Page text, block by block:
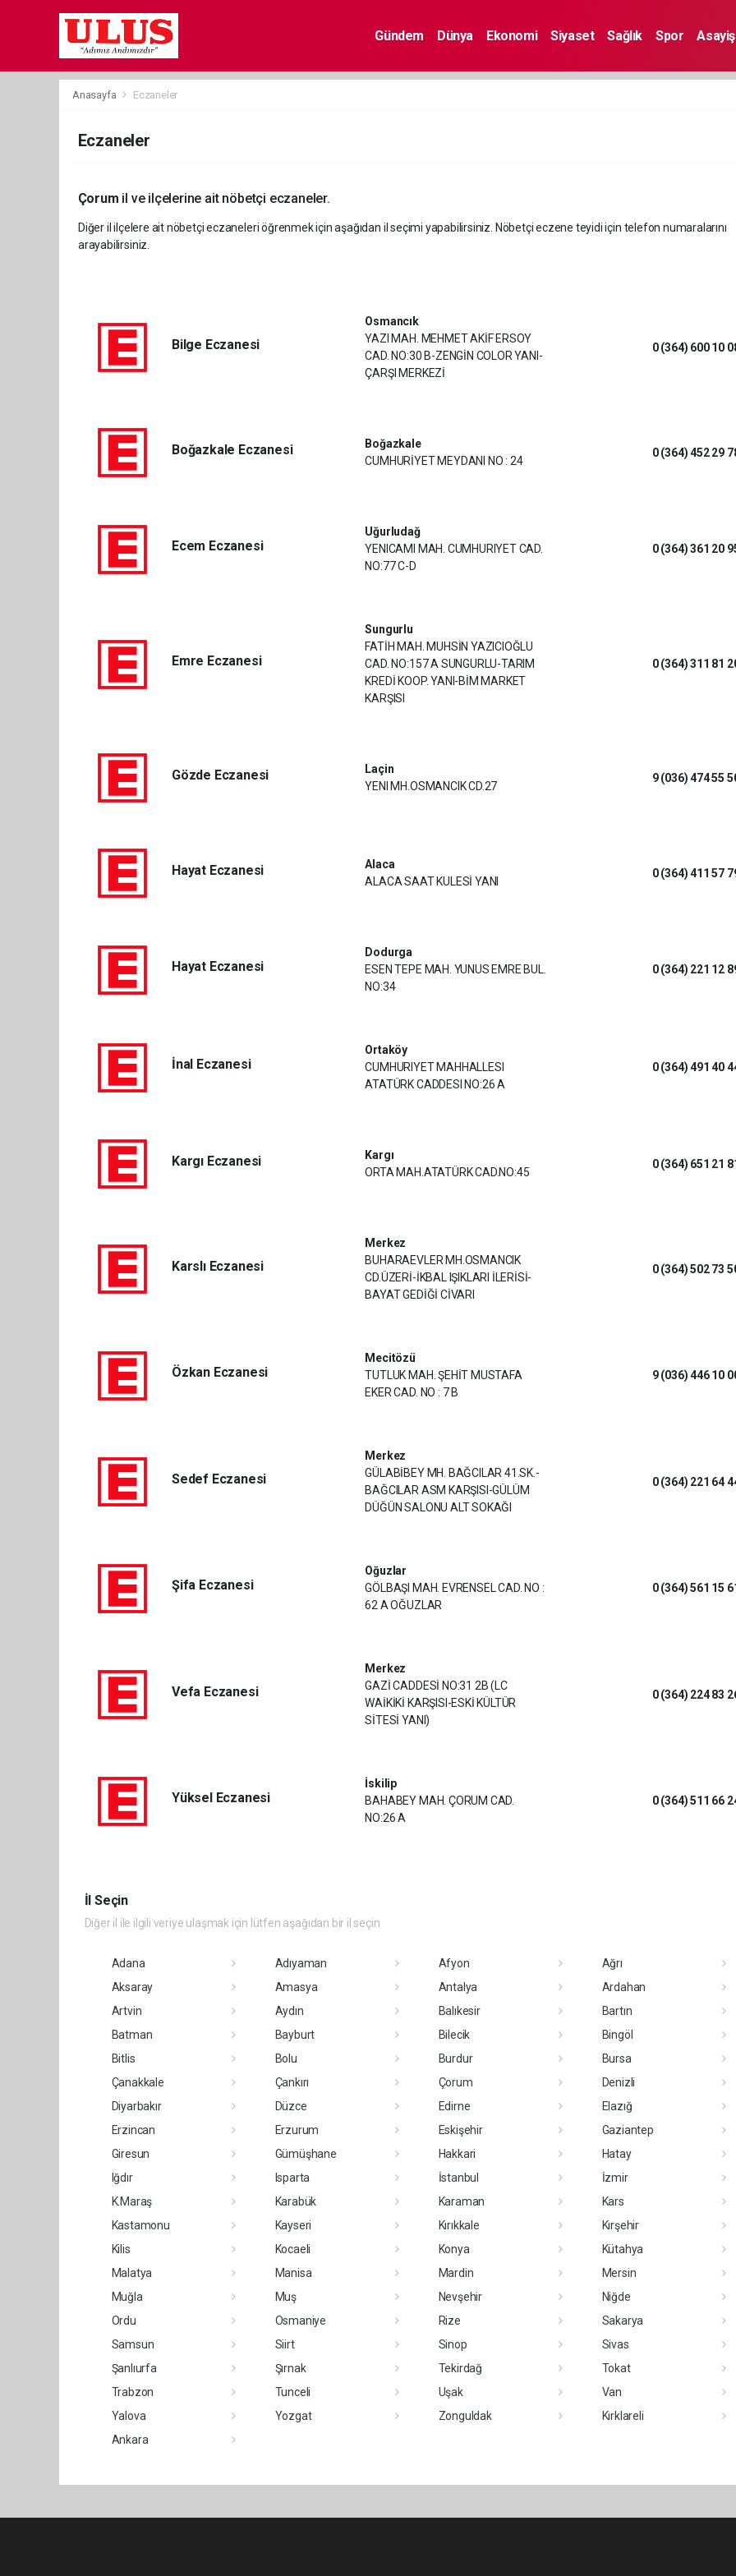
Gündem Dünya Ekonomi Siyaset Sağlık Spor Asayiş
Anasayfa Eczaneler
Eczaneler
Çorum il ve ilçelerine ait nöbetçi eczaneler.
Diğer il ilçelere ait nöbetçi eczaneleri öğrenmek için aşağıdan il seçimi yapabilirsiniz. Nöbetçi eczene teyidi için telefon numaralarını
arayabilirsiniz.
Bilge Eczanesi
Osmancık
YAZI MAH. MEHMET AKİF ERSOY
CAD. NO:30 B-ZENGİN COLOR YANI-
ÇARŞI MERKEZİ
0 (364) 600 10
Boğazkale Eczanesi
Boğazkale
CUMHURİYET MEYDANI NO : 24
0 (364) 452 29
Ecem Eczanesi
Uğurludağ
YENICAMI MAH. CUMHURIYET CAD.
NO:77 C-D
0 (364) 361 20
Emre Eczanesi
Sungurlu
FATİH MAH. MUHSİN YAZICIOĞLU
CAD. NO:157 A SUNGURLU-TARIM
KREDİ KOOP. YANI-BİM MARKET
KARŞISI
0 (364) 311 81
Gözde Eczanesi
Laçin
YENI MH.OSMANCIK CD.27
9 (036) 474 55
Hayat Eczanesi
Alaca
ALACA SAAT KULESİ YANI
0 (364) 411 57
Hayat Eczanesi
Dodurga
ESEN TEPE MAH. YUNUS EMRE BUL.
NO:34
0 (364) 221 12
İnal Eczanesi
Ortaköy
CUMHURIYET MAHHALLESI
ATATÜRK CADDESI NO:26 A
0 (364) 491 40
Kargı Eczanesi
Kargı
ORTA MAH.ATATÜRK CAD.NO:45
0 (364) 651 21
Karslı Eczanesi
Merkez
BUHARAEVLER MH.OSMANCIK
CD.ÜZERİ-İKBAL IŞIKLARI İLERİSİ-
BAYAT GEDİĞİ CİVARI
0 (364) 502 73
Özkan Eczanesi
Mecitözü
TUTLUK MAH. ŞEHİT MUSTAFA
EKER CAD. NO : 7 B
9 (036) 446 10
Sedef Eczanesi
Merkez
GÜLABİBEY MH. BAĞCILAR 41.SK.-
BAĞCILAR ASM KARŞISI-GÜLÜM
DÜĞÜN SALONU ALT SOKAĞI
0 (364) 221 64
Şifa Eczanesi
Oğuzlar
GÖLBAŞI MAH. EVRENSEL CAD. NO :
62 A OĞUZLAR
0 (364) 561 15
Vefa Eczanesi
Merkez
GAZİ CADDESİ NO:31 2B (LC
WAİKİKİ KARŞISI-ESKİ KÜLTÜR
SİTESİ YANI)
0 (364) 224 83
Yüksel Eczanesi
İskilip
BAHABEY MAH. ÇORUM CAD.
NO:26 A
0 (364) 511 66
İl Seçin
Diğer il ile ilgili veriye ulaşmak için lütfen aşağıdan bir il seçin
Adana Adıyaman Afyon
Ağrı
Aksaray
Amasya Antalya
Ardahan
Artvin
Aydın Balıkesir
Bartın
Batman
Bayburt Bilecik
Bingöl
Bitlis
Bolu Burdur
Bursa
Çanakkale
Çankırı Çorum
Denizli
Diyarbakır
Düzce Edirne
Elazığ
Erzincan
Erzurum Eskişehir
Gaziantep
Giresun
Gümüşhane Hakkari
Hatay
Iğdır
Isparta İstanbul
İzmir
K.Maraş
Karabük Karaman
Kars
Kastamonu
Kayseri Kırıkkale
Kırşehir
Kilis
Kocaeli Konya
Kütahya
Malatya
Manisa Mardin
Mersin
Muğla
Muş Nevşehir
Niğde
Ordu
Osmaniye Rize
Sakarya
Samsun
Siirt Sinop
Sivas
Şanlıurfa
Şırnak Tekirdağ
Tokat
Trabzon
Tunceli Uşak
Van
Yalova
Yozgat Zonguldak
Kırklareli
Ankara